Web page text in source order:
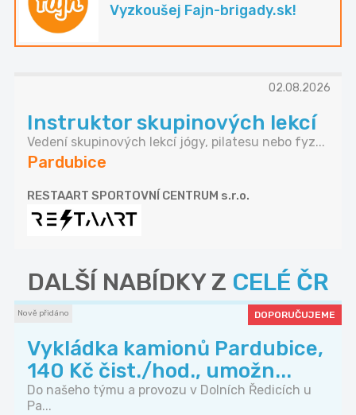
Vyzkoušej Fajn-brigady.sk!
02.08.2026
Instruktor skupinových lekcí
Vedení skupinových lekcí jógy, pilatesu nebo fyz...
Pardubice
RESTAART SPORTOVNÍ CENTRUM s.r.o.
DALŠÍ NABÍDKY Z CELÉ ČR
Nově přidáno DOPORUČUJEME
Vykládka kamionů Pardubice,
140 Kč čist./hod., umožn...
Do našeho týmu a provozu v Dolních Ředicích u
Pa...